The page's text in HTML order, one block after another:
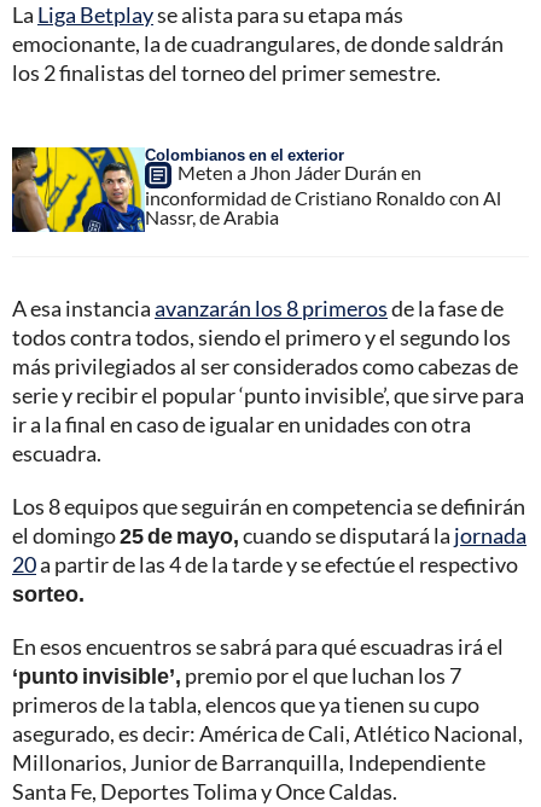
La Liga Betplayse alista para su etapa más
emocionante, la de cuadrangulares, de donde saldrán
los 2 finalistas del torneo del primer semestre.
Colombianos en el exterior
Meten a Jhon Jáder Durán en
inconformidad de Cristiano Ronaldo con Al
Nassr, de Arabia
A esa instanciaavanzarán los 8 primerosde la fase de
todos contra todos, siendo el primero y el segundo los
más privilegiados al ser considerados como cabezas de
serie y recibir el popular ‘punto invisible’, que sirve para
ir a la final en caso de igualar en unidades con otra
escuadra.
Los 8 equipos que seguirán en competencia se definirán
el domingo25 de mayo,cuando se disputará la jornada
20a partir de las 4 de la tarde y se efectúe el respectivo
sorteo.
En esos encuentros se sabrá para qué escuadras irá el
‘punto invisible’, premio por el que luchan los 7
primeros de la tabla, elencos que ya tienen su cupo
asegurado, es decir: América de Cali, Atlético Nacional,
Millonarios, Junior de Barranquilla, Independiente
Santa Fe, Deportes Tolima y Once Caldas.